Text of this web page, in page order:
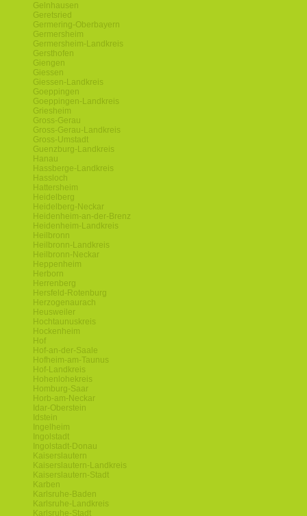
Gelnhausen
Geretsried
Germering-Oberbayern
Germersheim
Germersheim-Landkreis
Gersthofen
Giengen
Giessen
Giessen-Landkreis
Goeppingen
Goeppingen-Landkreis
Griesheim
Gross-Gerau
Gross-Gerau-Landkreis
Gross-Umstadt
Guenzburg-Landkreis
Hanau
Hassberge-Landkreis
Hassloch
Hattersheim
Heidelberg
Heidelberg-Neckar
Heidenheim-an-der-Brenz
Heidenheim-Landkreis
Heilbronn
Heilbronn-Landkreis
Heilbronn-Neckar
Heppenheim
Herborn
Herrenberg
Hersfeld-Rotenburg
Herzogenaurach
Heusweiler
Hochtaunuskreis
Hockenheim
Hof
Hof-an-der-Saale
Hofheim-am-Taunus
Hof-Landkreis
Hohenlohekreis
Homburg-Saar
Horb-am-Neckar
Idar-Oberstein
Idstein
Ingelheim
Ingolstadt
Ingolstadt-Donau
Kaiserslautern
Kaiserslautern-Landkreis
Kaiserslautern-Stadt
Karben
Karlsruhe-Baden
Karlsruhe-Landkreis
Karlsruhe-Stadt